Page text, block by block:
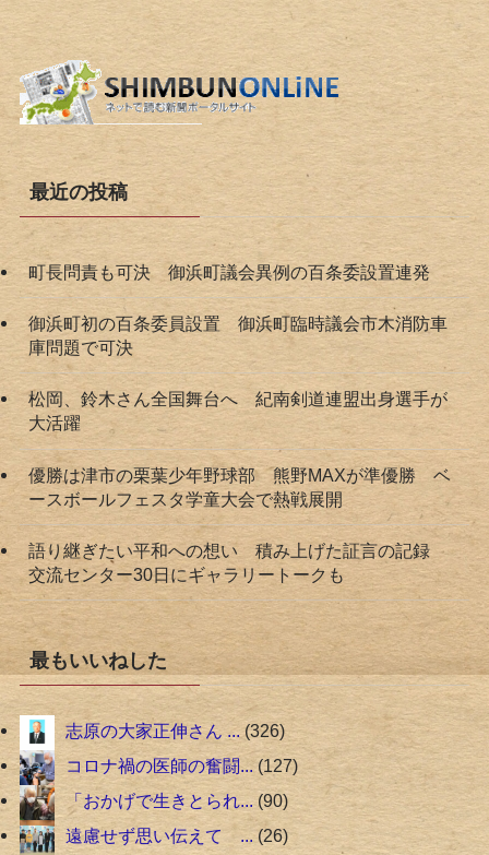
最近の投稿
町長問責も可決 御浜町議会異例の百条委設置連発
御浜町初の百条委員設置 御浜町臨時議会市木消防車
庫問題で可決
松岡、鈴木さん全国舞台へ 紀南剣道連盟出身選手が
大活躍
優勝は津市の栗葉少年野球部 熊野MAXが準優勝 ベ
ースボールフェスタ学童大会で熱戦展開
語り継ぎたい平和への想い 積み上げた証言の記録
交流センター30日にギャラリートークも
最もいいねした
志原の大家正伸さん ... 326
コロナ禍の医師の奮闘... 127
「おかげで生きとられ... 90
遠慮せず思い伝えて ... 26